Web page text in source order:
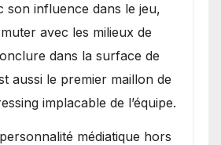
son influence dans le jeu,
avec les milieux de
dans la surface de
aussi le premier maillon de
implacable de l’équipe.
médiatique hors